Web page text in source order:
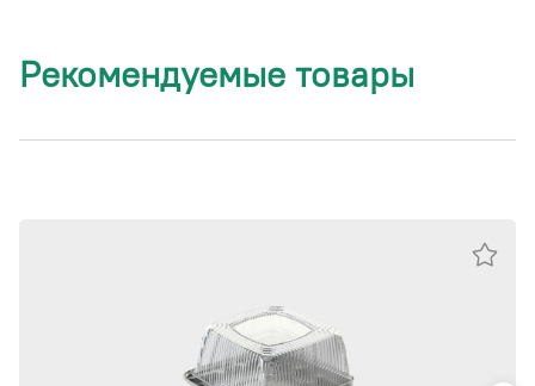
Рекомендуемые товары